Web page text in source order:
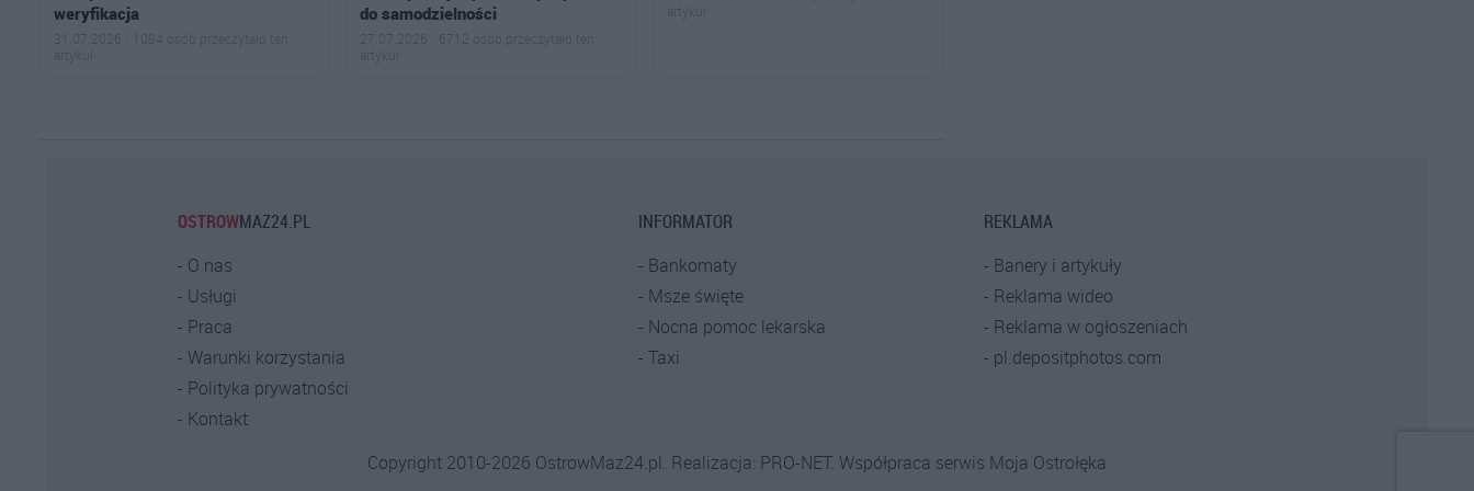
weryfikacja
31.07.2026 · 1084 osób przeczytało ten
artykuł
do samodzielności
27.07.2026 · 6712 osób przeczytało ten
artykuł
artykuł
OSTROWMAZ24.PL
O nas
Usługi
Praca
Warunki korzystania
Polityka prywatności
Kontakt
INFORMATOR
Bankomaty
Msze święte
Nocna pomoc lekarska
Taxi
REKLAMA
Banery i artykuły
Reklama wideo
Reklama w ogłoszeniach
pl.depositphotos.com
Copyright 2010-2026 OstrowMaz24.pl. Realizacja: PRO-NET. Współpraca serwis Moja Ostrołęka